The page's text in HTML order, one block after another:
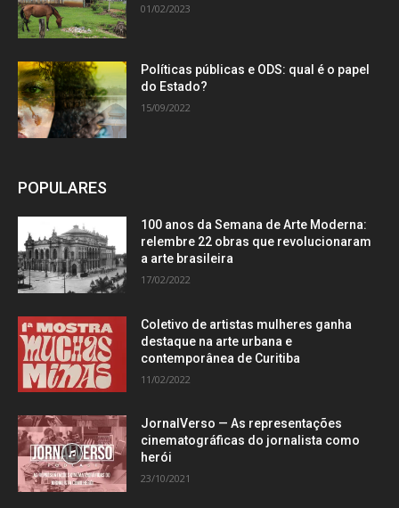
01/02/2023
Políticas públicas e ODS: qual é o papel
do Estado?
15/09/2022
POPULARES
100 anos da Semana de Arte Moderna:
relembre 22 obras que revolucionaram
a arte brasileira
17/02/2022
Coletivo de artistas mulheres ganha
destaque na arte urbana e
contemporânea de Curitiba
11/02/2022
JornalVerso — As representações
cinematográficas do jornalista como
herói
23/10/2021